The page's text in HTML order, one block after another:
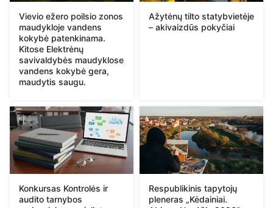
Vievio ežero poilsio zonos
maudykloje vandens
kokybė patenkinama.
Kitose Elektrėnų
savivaldybės maudyklose
vandens kokybė gera,
maudytis saugu.
Ažytėnų tilto statybvietėje
– akivaizdūs pokyčiai
Konkursas Kontrolės ir
audito tarnybos
Respublikinis tapytojų
pleneras „Kėdainiai.